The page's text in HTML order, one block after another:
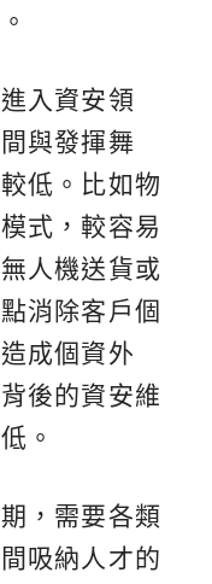
入資安領
與發揮舞
低。比如物
式，較容易
人機送貨或
消除客戶個
成個資外
後的資安維
。
，需要各類
吸納人才的